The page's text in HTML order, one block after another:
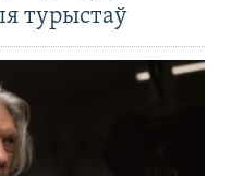
турыстаў